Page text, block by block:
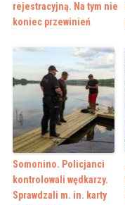
rejestracyjną. Na tym nie
koniec przewinień
Somonino. Policjanci
kontrolowali wędkarzy.
Sprawdzali m. in. karty